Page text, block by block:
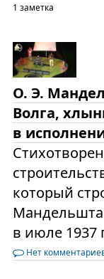
1 заметка
О. Э.
Волга,
в
который
в июле 1937
Нет